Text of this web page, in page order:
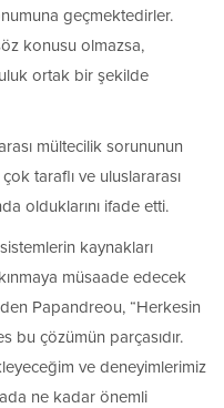
geçmektedirler.
konusu olmazsa,
ortak bir şekilde
mültecilik sorununun
çok taraflı ve uluslararası
olduklarını ifade etti.
kaynakları
müsaade edecek
Papandreou, “Herkesin
bu çözümün parçasıdır.
ve deneyimlerimiz
ne kadar önemli